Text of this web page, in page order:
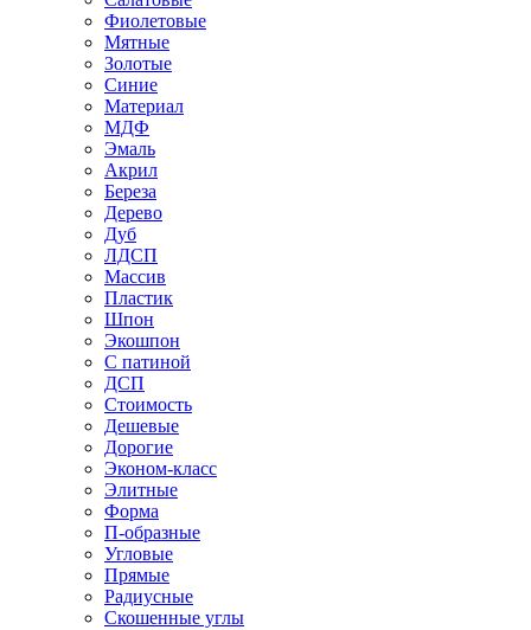
Фиолетовые
Мятные
Золотые
Синие
Материал
МДФ
Эмаль
Акрил
Береза
Дерево
Дуб
ЛДСП
Массив
Пластик
Шпон
Экошпон
С патиной
ДСП
Стоимость
Дешевые
Дорогие
Эконом-класс
Элитные
Форма
П-образные
Угловые
Прямые
Радиусные
Скошенные углы